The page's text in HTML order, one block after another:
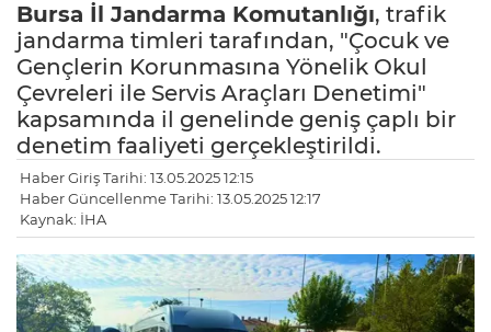
Bursa İl Jandarma Komutanlığı, trafik
jandarma timleri tarafından, "Çocuk ve
Gençlerin Korunmasına Yönelik Okul
Çevreleri ile Servis Araçları Denetimi"
kapsamında il genelinde geniş çaplı bir
denetim faaliyeti gerçekleştirildi.
Haber Giriş Tarihi: 13.05.2025 12:15
Haber Güncellenme Tarihi: 13.05.2025 12:17
Kaynak: İHA